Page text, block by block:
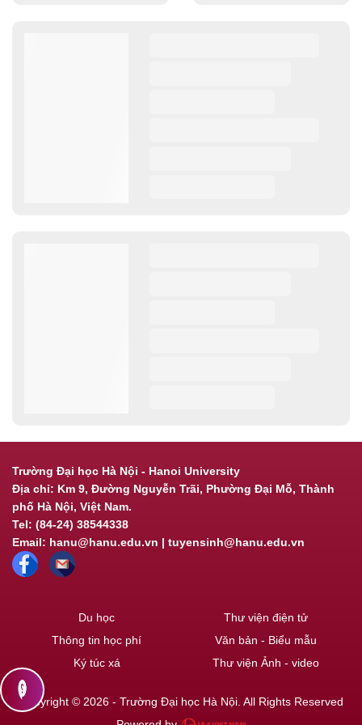
Trường Đại học Hà Nội - Hanoi University
Địa chỉ: Km 9, Đường Nguyễn Trãi, Phường Đại Mỗ, Thành
phố Hà Nội, Việt Nam.
Tel: (84-24) 38544338
Email: hanu@hanu.edu.vn | tuyensinh@hanu.edu.vn
Du học
Thông tin học phí
Ký túc xá
Thư viện điện tử
Văn bản - Biểu mẫu
Thư viện Ảnh - video
Copyright © 2026 - Trường Đại học Hà Nội. All Rights Reserved
contact_support